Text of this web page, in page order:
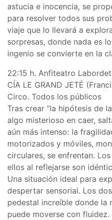
astucia e inocencia, se
para resolver todos sus
viaje que lo llevará a
sorpresas, donde nada es
ingenio se convierte en la
22:15 h. Anfiteatro
CÍA LE GRAND JETÉ
Circo. Todos los públicos
Tras crear “la hipótesis de
algo misterioso en caer,
aún más intenso: la
motorizados y móviles,
circulares, se enfrentan.
ellos al reflejarse son
Una situación ideal para
despertar sensorial. Los
pedestal increíble donde la
puede moverse con